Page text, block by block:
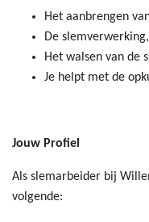
Het aanbrengen
De
Het walsen van de
Je helpt met de
Jouw Profiel
Als slemarbeider bij
volgende: